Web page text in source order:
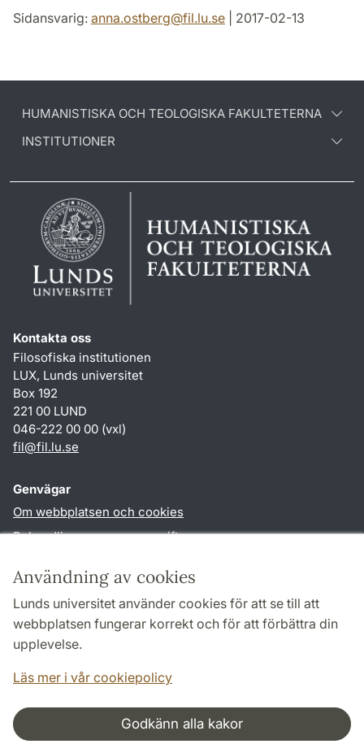
Användning av cookies
Lunds universitet använder cookies för att se till att
webbplatsen fungerar korrekt och för att förbättra din
upplevelse.
Läs mer i vår cookiepolicy
Godkänn alla kakor
Sidansvarig: anna.ostberg@fil.lu.se | 2017-02-13
HUMANISTISKA OCH TEOLOGISKA FAKULTETERNA
INSTITUTIONER
Kontakta oss
Filosofiska institutionen
LUX, Lunds universitet
Box 192
221 00 LUND
046-222 00 00 (vxl)
fil@fil.lu.se
Genvägar
Om webbplatsen och cookies
Behandling av personuppgifter
TYPO3-login
Följ oss i sociala medier